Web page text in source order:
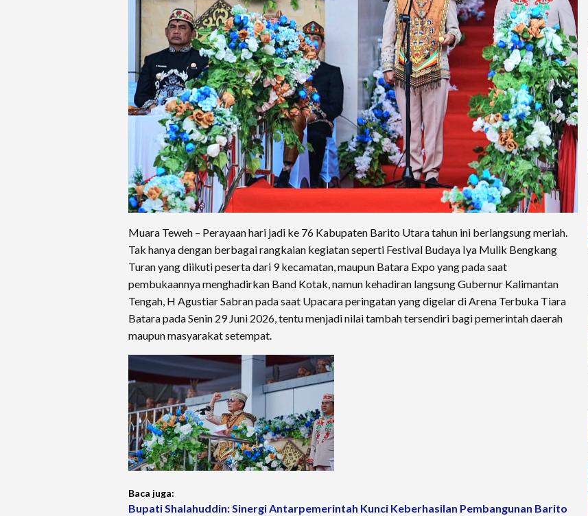
Muara Teweh – Perayaan hari jadi ke 76 Kabupaten Barito Utara tahun ini berlangsung meriah.
Tak hanya dengan berbagai rangkaian kegiatan seperti Festival Budaya Iya Mulik Bengkang
Turan yang diikuti peserta dari 9 kecamatan, maupun Batara Expo yang pada saat
pembukaannya menghadirkan Band Kotak, namun kehadiran langsung Gubernur Kalimantan
Tengah, H Agustiar Sabran pada saat Upacara peringatan yang digelar di Arena Terbuka Tiara
Batara pada Senin 29 Juni 2026, tentu menjadi nilai tambah tersendiri bagi pemerintah daerah
maupun masyarakat setempat.
Baca juga:
Bupati Shalahuddin: Sinergi Antarpemerintah Kunci Keberhasilan Pembangunan Barito